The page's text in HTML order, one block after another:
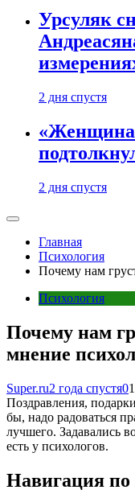
Урсуляк
2 дня спустя
«Женщина
2 дня спустя
Главная
Психология
Почему нам
Психология
Почему нам
мнение
Super.ru2 года спустя0
Поздравления,
бы, надо радоваться
лучшего. Задавались
есть у психологов.
Навигация по